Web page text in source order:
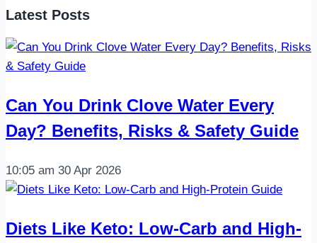
Latest Posts
Can You Drink Clove Water Every
Day? Benefits, Risks & Safety Guide
10:05 am 30 Apr 2026
Diets Like Keto: Low-Carb and High-